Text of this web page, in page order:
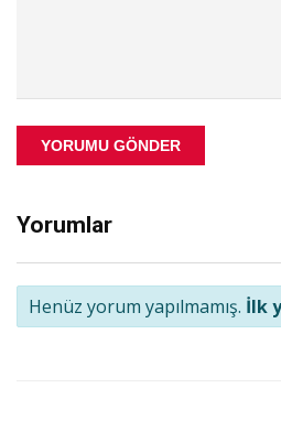
YORUMU GÖNDER
Yorumlar
Henüz yorum yapılmamış. İlk